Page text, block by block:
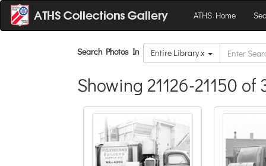
ATHS Home
Search Photos In Entire Library x
Showing 21126-21150 of